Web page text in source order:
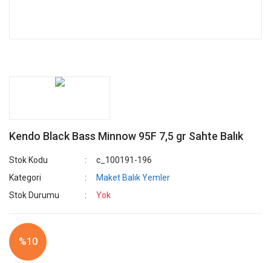
Kendo Black Bass Minnow 95F 7,5 gr Sahte Balık
Stok Kodu
c_100191-196
Kategori
Maket Balık Yemler
Stok Durumu
Yok
%10